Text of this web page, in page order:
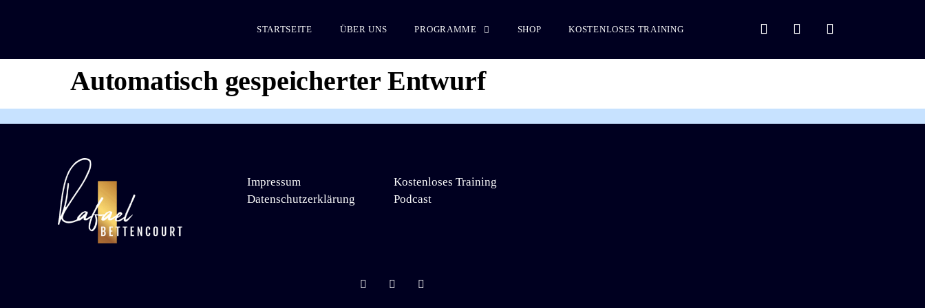
STARTSEITE ÜBER UNS PROGRAMME SHOP KOSTENLOSES TRAINING
Automatisch gespeicherter Entwurf
Impressum
Datenschutzerklärung
Kostenloses Training
Podcast